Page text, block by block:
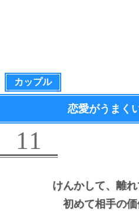
カップル
恋愛がうまく
11
けんかして、 離れ
初めて相手の価